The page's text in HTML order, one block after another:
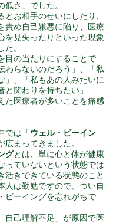
低さ」でした。
とお相手のせいにしたり、
責め自己嫌悪に陥り、医療
を見失ったりといった現象
。
目の当たりにすることで
わらないのだろう」、「私
」、「私もあの人みたいに
と関わりを持ちたい」
た医療者が多いことを痛感
では「ウェル・ビーイン
広まってきました。
グとは、単に心と体が健康
っていないという状態では
活きできている状態のこと
人は勤勉ですので、つい自
ビーイングを忘れがちで
自己理解不足」が原因で医